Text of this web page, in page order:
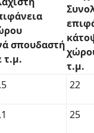
σπουδαστή
τ.μ.
τ.μ.
22
25